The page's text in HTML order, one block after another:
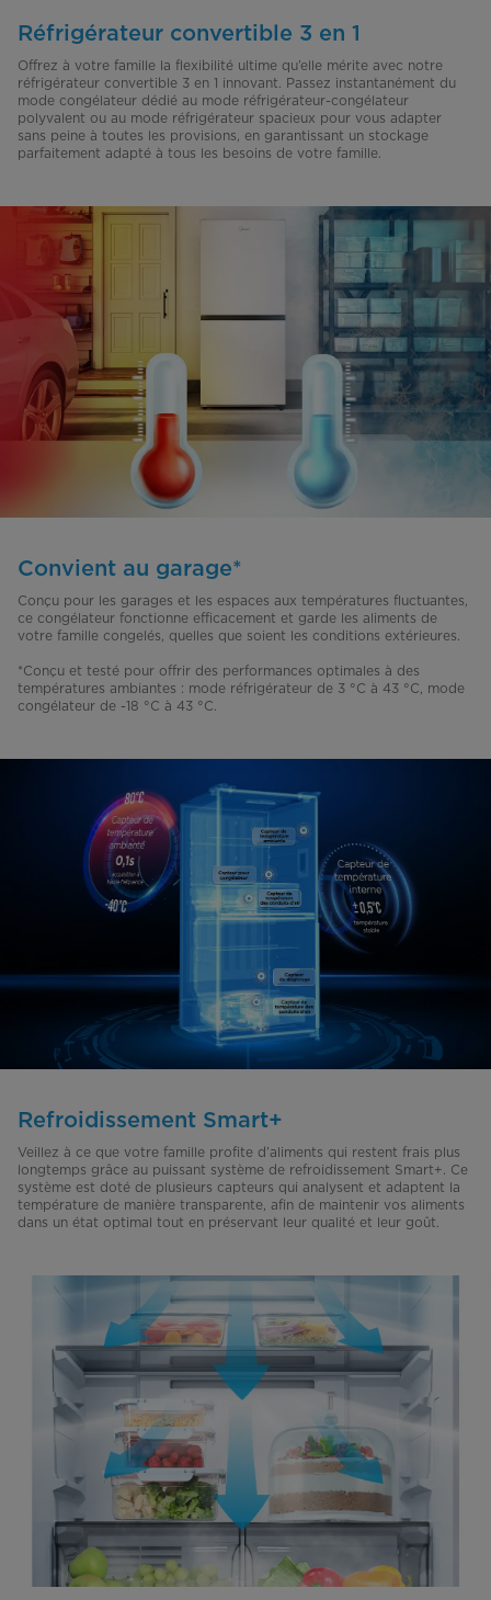
Réfrigérateur convertible 3 en 1
Offrez à votre famille la flexibilité ultime qu’elle mérite avec notre
réfrigérateur convertible 3 en 1 innovant. Passez instantanément du
mode congélateur dédié au mode réfrigérateur-congélateur
polyvalent ou au mode réfrigérateur spacieux pour vous adapter
sans peine à toutes les provisions, en garantissant un stockage
parfaitement adapté à tous les besoins de votre famille.
Convient au garage*
Conçu pour les garages et les espaces aux températures fluctuantes,
ce congélateur fonctionne efficacement et garde les aliments de
votre famille congelés, quelles que soient les conditions extérieures.
*Conçu et testé pour offrir des performances optimales à des
températures ambiantes : mode réfrigérateur de 3 °C à 43 °C, mode
congélateur de -18 °C à 43 °C.
Refroidissement Smart+
Veillez à ce que votre famille profite d’aliments qui restent frais plus
longtemps grâce au puissant système de refroidissement Smart+. Ce
système est doté de plusieurs capteurs qui analysent et adaptent la
température de manière transparente, afin de maintenir vos aliments
dans un état optimal tout en préservant leur qualité et leur goût.